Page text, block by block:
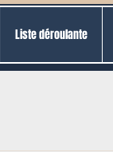
Liste déroulante